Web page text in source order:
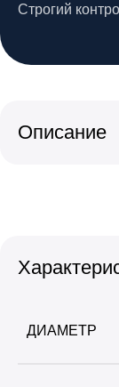
Строгий
Описание
ДИАМЕТР